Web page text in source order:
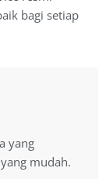
bagi setiap
yang
mudah.
mudah.